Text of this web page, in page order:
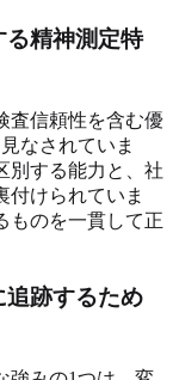
精神測定特
査信頼性を含む優
なされていま
別する能力と、社
付けられていま
ものを一貫して正
跡するため